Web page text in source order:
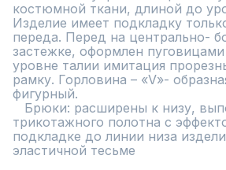
костюмной ткани, длиной до
Изделие имеет подкладку
переда. Перед на центрально-
застежке, оформлен
уровне талии имитация
рамку. Горловина – «V»-
фигурный.
трикотажного полотна с
подкладке до линии низа
эластичной тесьме